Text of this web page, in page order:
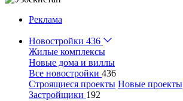
Реклама
Новостройки 436
Жилые комплексы
Новые дома и виллы
Все новостройки 436
Строящиеся проекты Новые проекты
Застройщики 192